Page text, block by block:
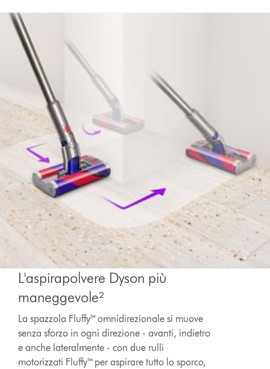
L'aspirapolvere Dyson più
maneggevole²
La spazzola Fluffy™ omnidirezionale si muove
senza sforzo in ogni direzione - avanti, indietro
e anche lateralmente - con due rulli
motorizzati Fluffy™ per aspirare tutto lo sporco,